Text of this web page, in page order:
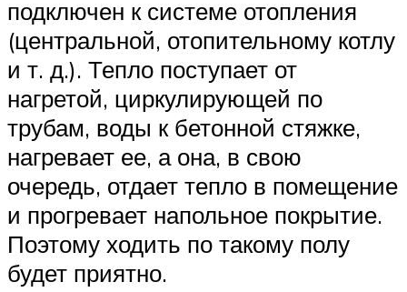
подключен к системе отопления
(центральной, отопительному котлу
и т. д.). Тепло поступает от
нагретой, циркулирующей по
трубам, воды к бетонной стяжке,
нагревает ее, а она, в свою
очередь, отдает тепло в помещение
и прогревает напольное покрытие.
Поэтому ходить по такому полу
будет приятно.